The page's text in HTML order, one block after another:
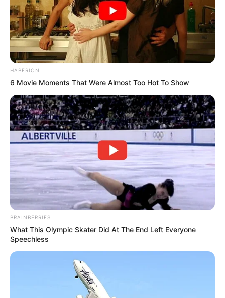
HABERION
6 Movie Moments That Were Almost Too Hot To Show
BRAINBERRIES
What This Olympic Skater Did At The End Left Everyone
Speechless